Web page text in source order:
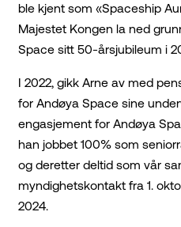
ble kjent som «Spaceship
Majestet Kongen la ned
Space sitt 50-årsjubileum i
I 2022, gikk Arne av med
for Andøya Space sine
engasjement for Andøya
han jobbet 100% som
og deretter deltid som vår
myndighetskontakt fra 1.
2024.